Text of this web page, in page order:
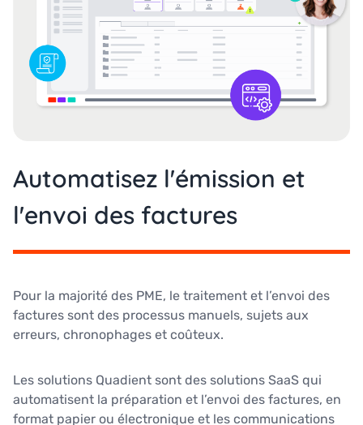
Automatisez l'émission et
l'envoi des factures
Pour la majorité des PME, le traitement et l’envoi des
factures sont des processus manuels, sujets aux
erreurs, chronophages et coûteux.
Les solutions Quadient sont des solutions SaaS qui
automatisent la préparation et l’envoi des factures, en
format papier ou électronique et les communications